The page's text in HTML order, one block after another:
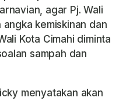
agar Pj. Wali
angka kemiskinan dan
Kota Cimahi diminta
sampah dan
menyatakan akan